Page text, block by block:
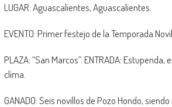
LUGAR: Aguascalientes, Aguascalientes.
EVENTO: Primer festejo de la Temporada
PLAZA: “San Marcos”. ENTRADA:
clima.
GANADO: Seis novillos de Pozo Hondo,